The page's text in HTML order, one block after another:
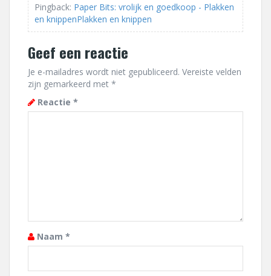
Pingback: Paper Bits: vrolijk en goedkoop - Plakken
en knippenPlakken en knippen
Geef een reactie
Je e-mailadres wordt niet gepubliceerd. Vereiste velden
zijn gemarkeerd met *
Reactie *
Naam *